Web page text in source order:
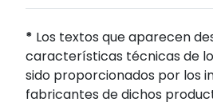
* Los textos que aparecen
características técnicas de
sido proporcionados por los
fabricantes de dichos